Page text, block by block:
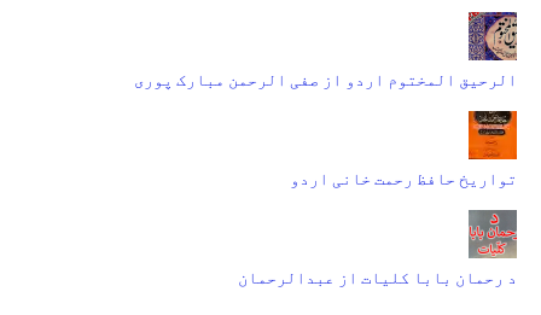
الرحیق المختوم اردو از صفی الرحمن مبارک پوری
تواریخ حافظ رحمت خانی اردو
د رحمان بابا کلیات از عبدالرحمان